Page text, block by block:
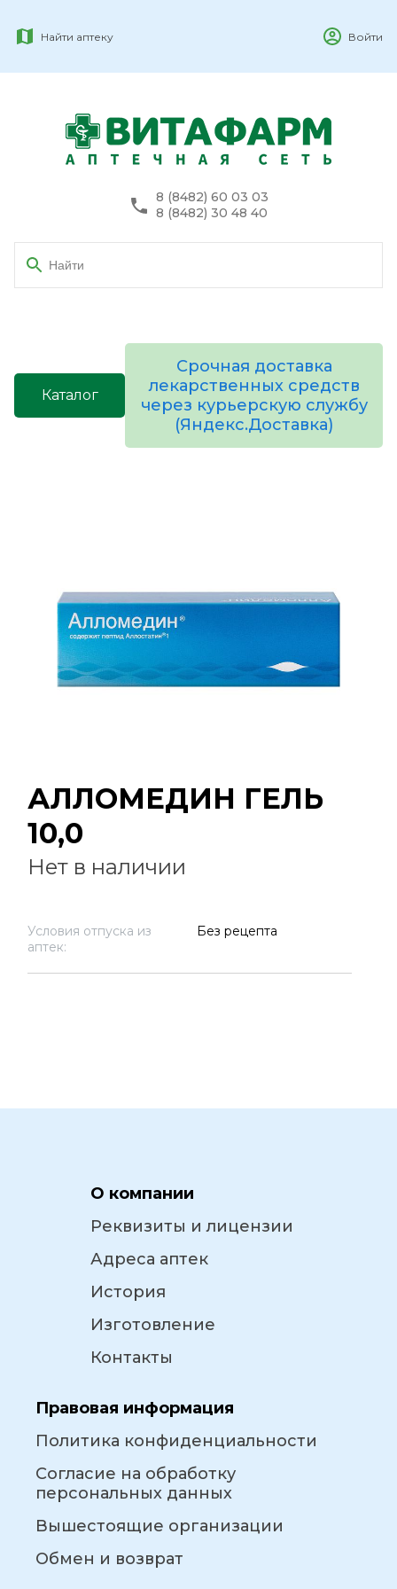
Найти аптеку Войти
8 (8482) 60 03 03
8 (8482) 30 48 40
Каталог
Срочная доставка
лекарственных средств
через курьерскую службу
(Яндекс.Доставка)
АЛЛОМЕДИН ГЕЛЬ
10,0
Нет в наличии
Условия отпуска из
аптек:
Без рецепта
О компании
Реквизиты и лицензии
Адреса аптек
История
Изготовление
Контакты
Правовая информация
Политика конфиденциальности
Согласие на обработку
персональных данных
Вышестоящие организации
Обмен и возврат